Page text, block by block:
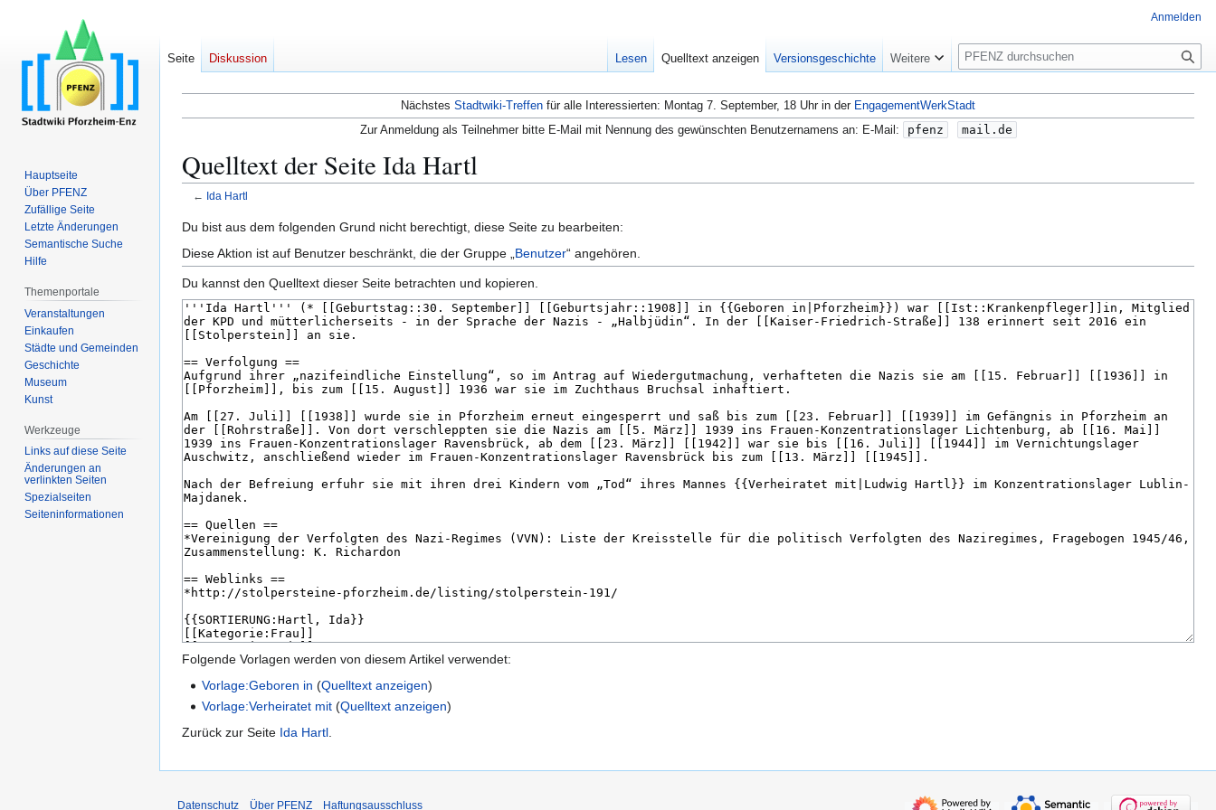
Nächstes Stadtwiki-Treffen für alle Interessierten: Montag 7. September, 18 Uhr in der EngagementWerkStadt
Zur Anmeldung als Teilnehmer bitte E-Mail mit Nennung des gewünschten Benutzernamens an: E-Mail:
pfenz mail.de
Quelltext der Seite Ida Hartl
← Ida Hartl
Zur
Navigation
springen
Zur
Suche
springen
Du bist aus dem folgenden Grund nicht berechtigt, diese Seite zu bearbeiten:
Diese Aktion ist auf Benutzer beschränkt, die der Gruppe „Benutzer“ angehören.
Du kannst den Quelltext dieser Seite betrachten und kopieren.
Folgende Vorlagen werden von diesem Artikel verwendet:
Vorlage:Geboren in (Quelltext anzeigen)
Vorlage:Verheiratet mit (Quelltext anzeigen)
Zurück zur Seite Ida Hartl
Anmelden
Seite Diskussion Lesen Quelltext anzeigen Versionsgeschichte Weitere
S
u
c
h
e
Hauptseite
Über PFENZ
Zufällige Seite
Letzte Änderungen
Semantische Suche
Hilfe
Themenportale
Veranstaltungen
Einkaufen
Städte und Gemeinden
Geschichte
Museum
Kunst
Werkzeuge
Links auf diese Seite
Änderungen an
verlinkten Seiten
Spezialseiten
Seiten­­informationen
Datenschutz Über PFENZ Haftungsausschluss